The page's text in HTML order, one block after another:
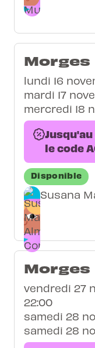
Morges
lundi 16
mardi 17
mercredi 18
Jusqu'au
le code
Disponible
Susana
Morges
vendredi 27
22:00
samedi 28
samedi 28